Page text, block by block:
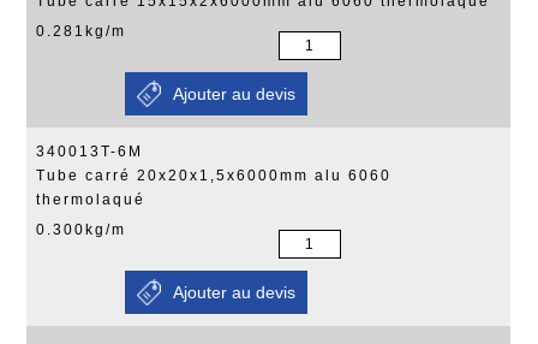
0.281kg/m
340013T-6M
Tube carré 20x20x1,5x6000mm alu 6060
thermolaqué
0.300kg/m